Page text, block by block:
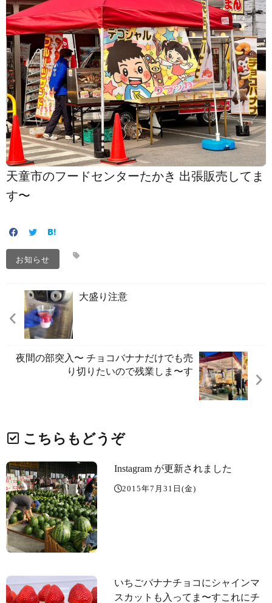
天童市のフードセンターたかき 出張販売してま
す〜️
お知らせ
大盛り注意️
夜間の部突入〜️ チョコバナナだけでも売
り切りたいので残業しま〜す
こちらもどうぞ
Instagram が更新されました
2015年7月31日(金)
いちごバナナチョコにシャインマ
スカットも入ってま〜す️これにチ